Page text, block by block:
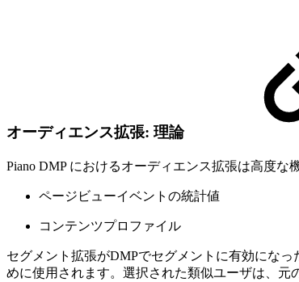
オーディエンス拡張: 理論
Piano DMP におけるオーディエンス拡張は高度
ページビューイベントの統計値
コンテンツプロファイル
セグメント拡張がDMPでセグメントに有効にな
めに使用されます。選択された類似ユーザは、